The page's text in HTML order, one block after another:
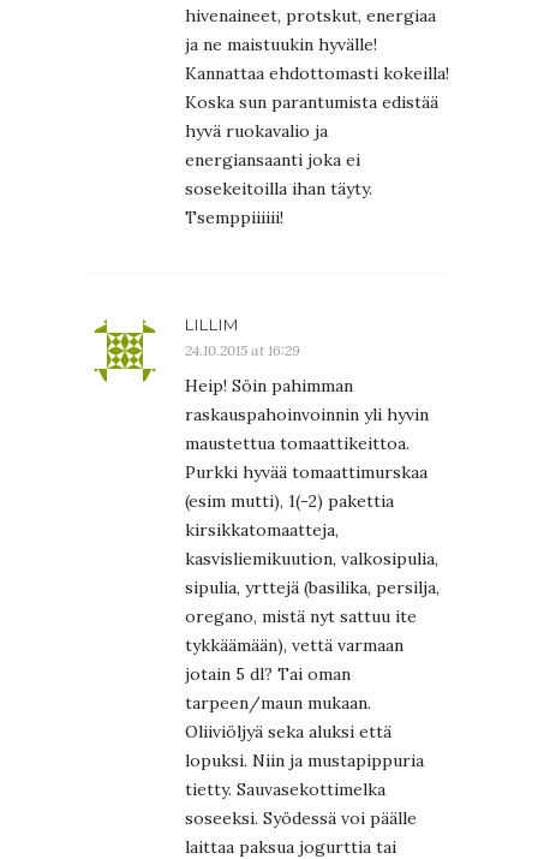
hivenaineet, protskut, energiaa
ja ne maistuukin hyvälle!
Kannattaa ehdottomasti kokeilla!
Koska sun parantumista edistää
hyvä ruokavalio ja
energiansaanti joka ei
sosekeitoilla ihan täyty.
Tsemppiiiiii!
LILLIM
24.10.2015 at 16:29
Heip! Söin pahimman
raskauspahoinvoinnin yli hyvin
maustettua tomaattikeittoa.
Purkki hyvää tomaattimurskaa
(esim mutti), 1(-2) pakettia
kirsikkatomaatteja,
kasvisliemikuution, valkosipulia,
sipulia, yrttejä (basilika, persilja,
oregano, mistä nyt sattuu ite
tykkäämään), vettä varmaan
jotain 5 dl? Tai oman
tarpeen/maun mukaan.
Oliiviöljyä seka aluksi että
lopuksi. Niin ja mustapippuria
tietty. Sauvasekottimelka
soseeksi. Syödessä voi päälle
laittaa paksua jogurttia tai